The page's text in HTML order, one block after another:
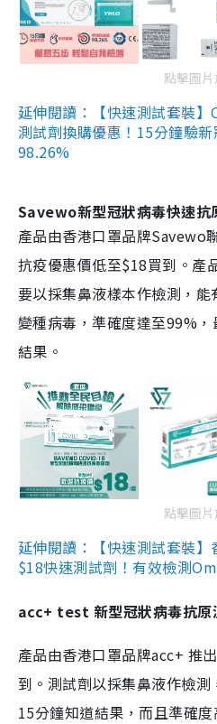
點擊圖
延伸閱讀：【快速測試套裝】
測試劑換購優惠！15分鐘驗
98.26%
Savewo新型冠狀病毒快速抗
產品由香港口罩品牌Savewo
抗疫優惠價低至$18買到。產
要以採集鼻液樣本作檢測，
變種病毒，準確度達至99%
結果。
點擊圖
延伸閱讀：【快速測試套裝
$18快速測試劑！有效檢測
acc+ test 新型冠狀病毒抗原
產品由香港口罩品牌acc+ 推
到。測試劑以採集鼻液作檢
15分鐘知道結果，而且準確